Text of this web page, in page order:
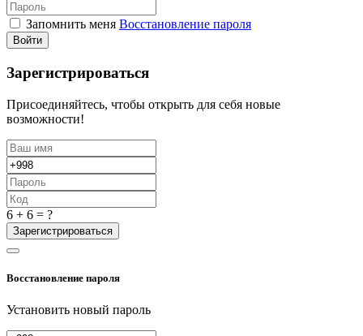
Запомнить меня Восстановление пароля
Войти
Зарегистрироваться
Присоединяйтесь, чтобы открыть для себя новые
возможности!
6 + 6 = ?
Зарегистрироваться
Восстановление пароля
Установить новый пароль